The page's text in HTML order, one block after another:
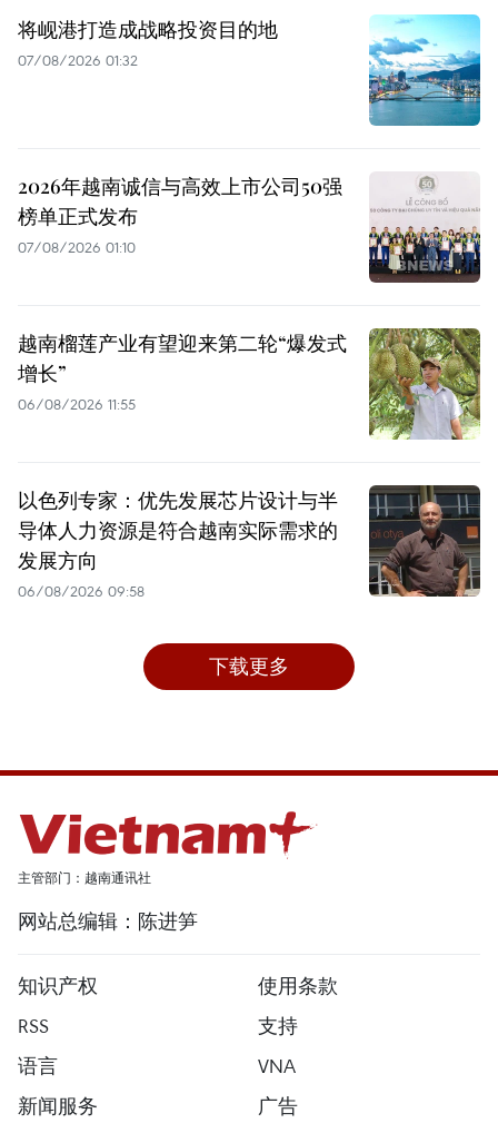
将岘港打造成战略投资目的地
07/08/2026 01:32
2026年越南诚信与高效上市公司50强
榜单正式发布
07/08/2026 01:10
越南榴莲产业有望迎来第二轮“爆发式
增长”
06/08/2026 11:55
以色列专家：优先发展芯片设计与半
导体人力资源是符合越南实际需求的
发展方向
06/08/2026 09:58
下载更多
主管部门：越南通讯社
网站总编辑：陈进笋
知识产权
使用条款
RSS
支持
语言
VNA
新闻服务
广告